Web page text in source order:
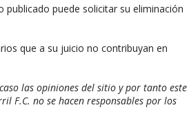
puede solicitar su eliminación
que a su juicio no contribuyan en
las opiniones del sitio y por tanto este
F.C. no se hacen responsables por los